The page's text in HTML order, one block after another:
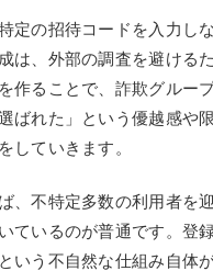
定の招待コードを入力し
は、外部の調査を避ける
作ることで、詐欺グルー
ばれた」という優越感や
していきます。
、不特定多数の利用者を
ているのが普通です。登
いう不自然な仕組み自体